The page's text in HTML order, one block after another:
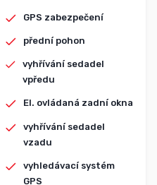
GPS zabezpečení
přední pohon
vyhřívání sedadel
vpředu
El. ovládaná zadní okna
vyhřívání sedadel
vzadu
vyhledávací systém
GPS